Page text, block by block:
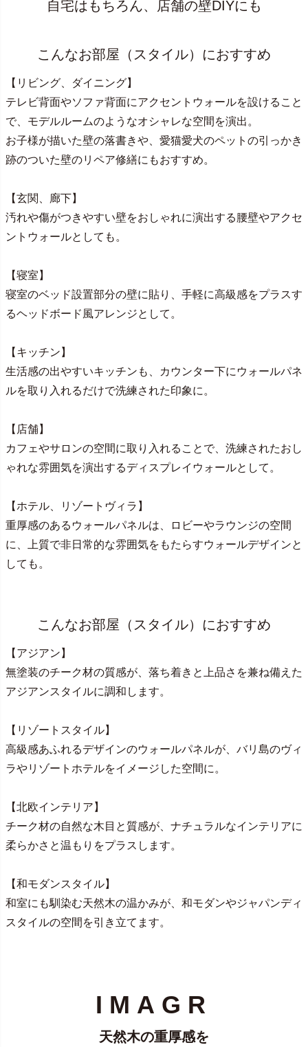
自宅はもちろん、店舗の壁DIYにも
こんなお部屋（スタイル）におすすめ
【リビング、ダイニング】
テレビ背面やソファ背面にアクセントウォールを設けること
で、モデルルームのようなオシャレな空間を演出。
お子様が描いた壁の落書きや、愛猫愛犬のペットの引っかき
跡のついた壁のリペア修繕にもおすすめ。
【玄関、廊下】
汚れや傷がつきやすい壁をおしゃれに演出する腰壁やアクセ
ントウォールとしても。
【寝室】
寝室のベッド設置部分の壁に貼り、手軽に高級感をプラスす
るヘッドボード風アレンジとして。
【キッチン】
生活感の出やすいキッチンも、カウンター下にウォールパネ
ルを取り入れるだけで洗練された印象に。
【店舗】
カフェやサロンの空間に取り入れることで、洗練されたおし
ゃれな雰囲気を演出するディスプレイウォールとして。
【ホテル、リゾートヴィラ】
重厚感のあるウォールパネルは、ロビーやラウンジの空間
に、上質で非日常的な雰囲気をもたらすウォールデザインと
しても。
こんなお部屋（スタイル）におすすめ
【アジアン】
無塗装のチーク材の質感が、落ち着きと上品さを兼ね備えた
アジアンスタイルに調和します。
【リゾートスタイル】
高級感あふれるデザインのウォールパネルが、バリ島のヴィ
ラやリゾートホテルをイメージした空間に。
【北欧インテリア】
チーク材の自然な木目と質感が、ナチュラルなインテリアに
柔らかさと温もりをプラスします。
【和モダンスタイル】
和室にも馴染む天然木の温かみが、和モダンやジャパンディ
スタイルの空間を引き立てます。
IMAGR
天然木の重厚感を